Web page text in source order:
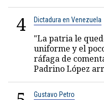
4 Dictadura en Venezuela
"La patria le
uniforme y el
ráfaga de
Padrino López
Gustavo Petro